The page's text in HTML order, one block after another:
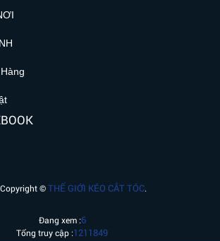
©THẾ GIỚI KÉO CẮT TÓC.
Đang xem :6
Tổng truy cập :1211849